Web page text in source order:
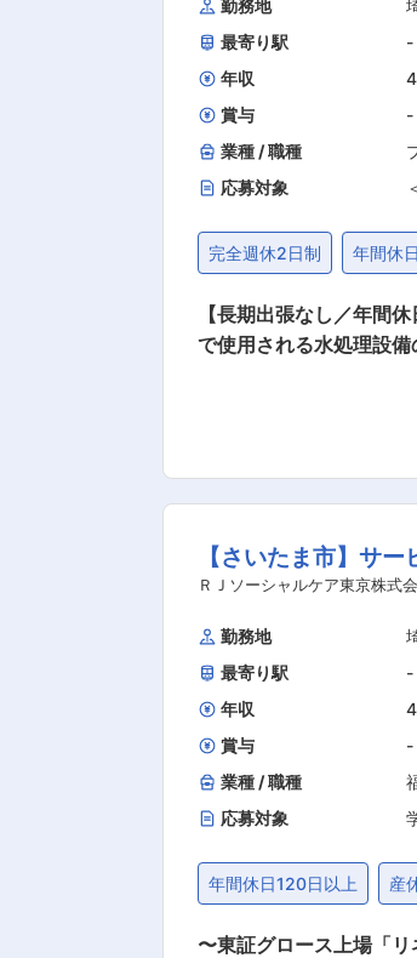
いただいております。従業員が
にすごす時間が多いか
働く従業員の方々は40
土です。
勤務地
最寄り駅
-
年収
賞与
-
業種 / 職種
応募対象
完全週休2日制 年間休
【長期出張なし／年間休日１２５日／土日
で使用される水処理設
の提案および見積作成
際の点検作業や工事は
ん。安心して腰を据えて働ける環境を整えています。 ■この
やりがい ・お客様との関係構
の強み ・創業50年の水
働を支えています。大手ス
定める業務
【さいたま市】サ
ＲＪソーシャルケア東京株式
勤務地
最寄り駅
-
年収
賞与
-
業種 / 職種
応募対象
年間休日120日以上 産
〜東証グロース上場「リネット